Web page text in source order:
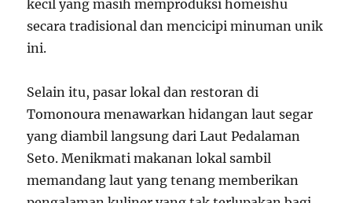
kecil yang masih memproduksi homeishu
secara tradisional dan mencicipi minuman unik
ini.
Selain itu, pasar lokal dan restoran di
Tomonoura menawarkan hidangan laut segar
yang diambil langsung dari Laut Pedalaman
Seto. Menikmati makanan lokal sambil
memandang laut yang tenang memberikan